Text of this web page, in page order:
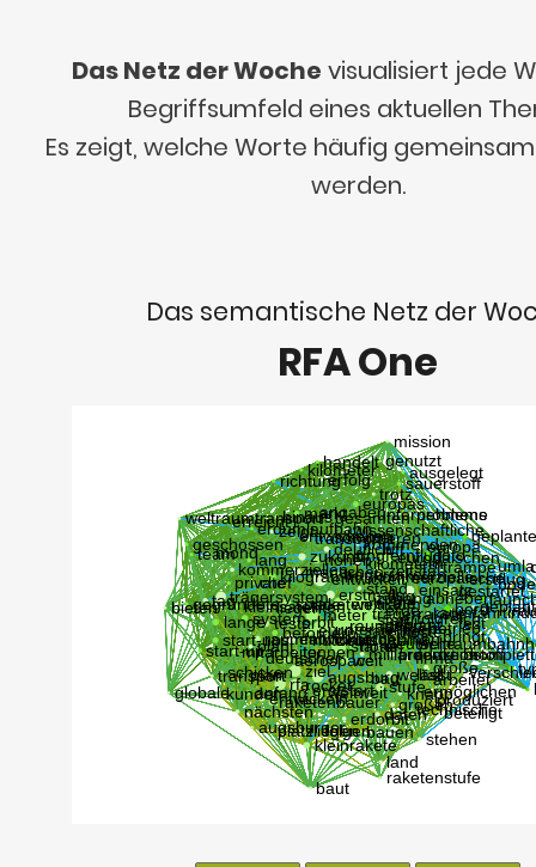
Das Netz der Woche visualisiert jede
Begriffsumfeld eines aktuellen
Es zeigt, welche Worte häufig
werden.
Das semantische Netz der
RFA One